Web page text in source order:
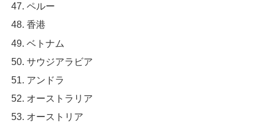
ペルー
香港
ベトナム
サウジアラビア
アンドラ
オーストラリア
オーストリア